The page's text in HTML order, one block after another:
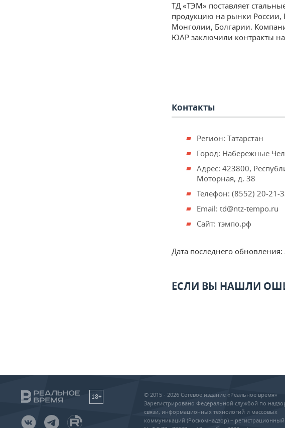
ТД «ТЭМ» поставляет
продукцию на рынки России,
Монголии, Болгарии.
ЮАР заключили контракты на
Контакты
Регион: Татарстан
Город: Набережные
Адрес: 423800,
Моторная, д. 38
Телефон: (8552) 20-21-
Email: td@ntz-tempo.ru
Сайт: тэмпо.рф
Дата последнего обновления:
ЕСЛИ ВЫ НАШЛИ
18+
© 2015 - 2026 Сетевое издание «Реальное время»
Зарегистрировано Федеральной службой по
связи, информационных технологий и массовых
коммуникаций (Роскомнадзор) –